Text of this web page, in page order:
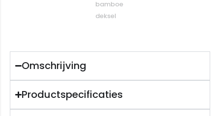
Omschrijving
Productspecificaties